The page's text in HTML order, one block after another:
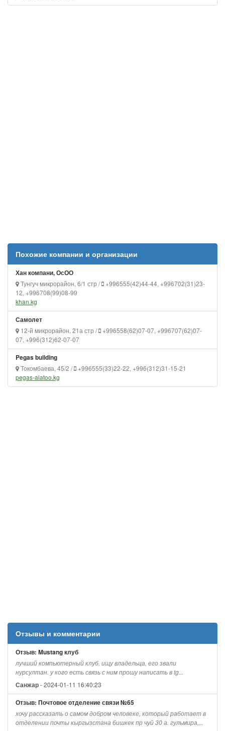
Похожие компании и организации
Хан компани, ОсОО
Тунгуч микрорайон, 6/1 стр /
+996555(42)44-44, +996702(31)23-
12, +996708(99)08-99
khan.kg
Самолет
12-й микрорайон, 21а стр /
+996558(62)07-07, +996707(62)07-
07, +996(312)62-07-07
Pegas building
Токомбаева, 45/2 /
+996555(33)22-22, +996(312)31-15-21
pegas-alatoo.kg
Отзывы и комментарии
Отзыв: Mustang клуб
лучший компьютерный клуб. ищу владельца, его звали
нурсултан. у кого есть связь с ним прошу написать в tg...
Санжар- 2024-01-11 16:40:23
Отзыв: Почтовое отделение связи №65
хочу рассказать о самом добром человеке, который работает в
отделении почты кыргызстана бишкек пр чуй 30 а. гульмира,...